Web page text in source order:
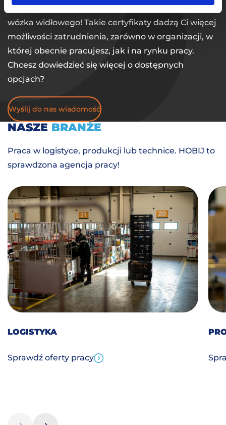
wózka widłowego! Takie certyfikaty dadzą Ci więcej
możliwości zatrudnienia, zarówno w organizacji, w
której obecnie pracujesz, jak i na rynku pracy.
Chcesz dowiedzieć się więcej o dostępnych
opcjach?
Wyślij do nas wiadomość
NASZE BRANŻE
Praca w logistyce, produkcji lub technice. HOBIJ to
sprawdzona agencja pracy!
LOGISTYKA
Sprawdź oferty pracy